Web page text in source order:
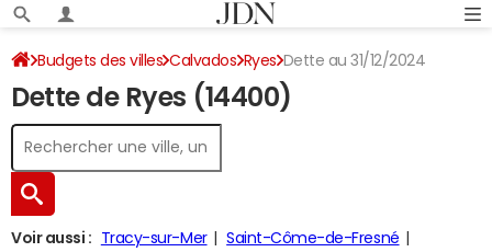
Budgets des villes Calvados Ryes Dette au 31/12/2024
Dette de Ryes (14400)
Voir aussi : Tracy-sur-Mer
Saint-Côme-de-Fresné